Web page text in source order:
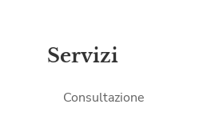
Servizi
Consultazione